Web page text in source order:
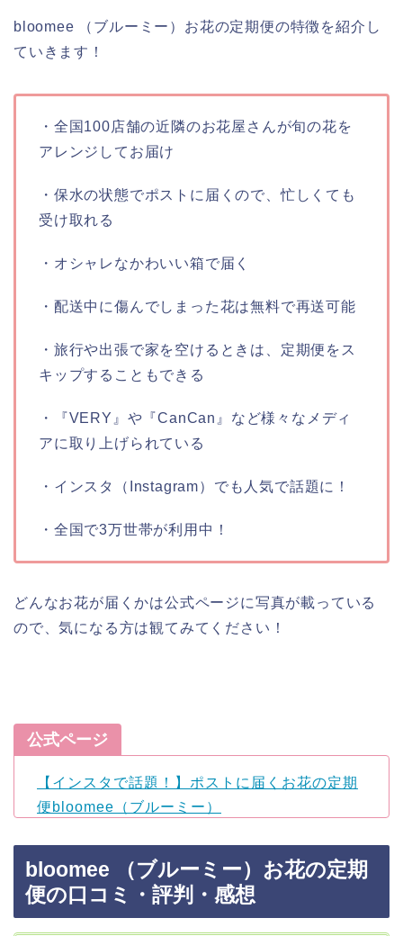
bloomee （ブルーミー）お花の定期便の特徴を紹介し
ていきます！
・全国100店舗の近隣のお花屋さんが旬の花を
アレンジしてお届け
・保水の状態でポストに届くので、忙しくても
受け取れる
・オシャレなかわいい箱で届く
・配送中に傷んでしまった花は無料で再送可能
・旅行や出張で家を空けるときは、定期便をス
キップすることもできる
・『VERY』や『CanCan』など様々なメディ
アに取り上げられている
・インスタ（Instagram）でも人気で話題に！
・全国で3万世帯が利用中！
どんなお花が届くかは公式ページに写真が載っている
ので、気になる方は観てみてください！
公式ページ
【インスタで話題！】ポストに届くお花の定期
便bloomee（ブルーミー）
bloomee （ブルーミー）お花の定期
便の口コミ・評判・感想